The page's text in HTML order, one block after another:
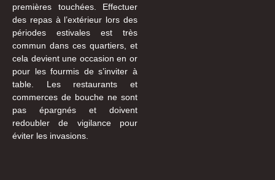
premières touchées. Effectuer
des repas à l’extérieur lors des
périodes estivales est très
commun dans ces quartiers, et
cela devient une occasion en or
pour les fourmis de s’inviter à
table. Les restaurants et
commerces de bouche ne sont
pas épargnés et doivent
redoubler de vigilance pour
éviter les invasions.